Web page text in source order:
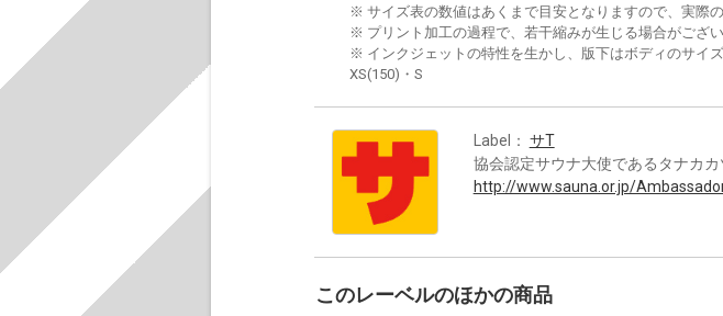
※ サイズ表の数値はあくまで目安となりますので、実際
※ プリント加工の過程で、若干縮みが生じる場合がござい
※ インクジェットの特性を生かし、版下はボディのサイ
XS(150)・S
Label： サT
協会認定サウナ大使であるタナカ
http://www.sauna.or.jp/
このレーベルのほかの商品